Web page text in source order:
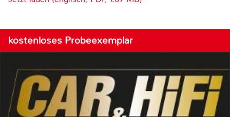
kostenloses Probeexemplar